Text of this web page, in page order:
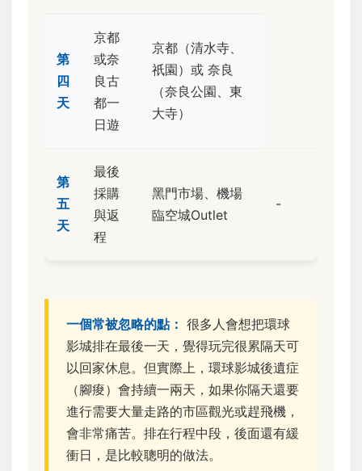
第
四
天
京都
或奈
良古
都一
日遊
京都（清水寺、
祇園）或 奈良
（奈良公園、東
大寺）
第
五
天
最後
採購
與返
程
黑門市場、機場
臨空城Outlet
-
一個常被忽略的點： 很多人會想把環球
影城排在最後一天，覺得玩完很累隔天可
以回家休息。但實際上，環球影城後遺症
（腳痠）會持續一兩天，如果你隔天還要
進行需要大量走路的市區觀光或趕飛機，
會非常痛苦。排在行程中段，後面還有緩
衝日，是比較聰明的做法。